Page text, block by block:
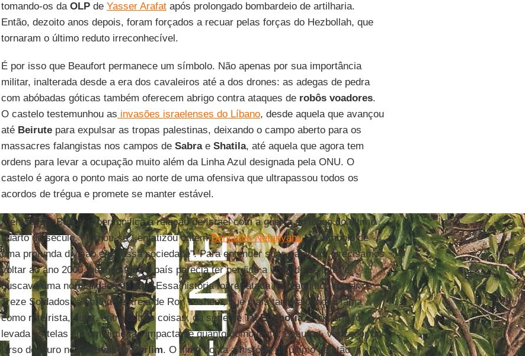
tomando-os da OLPde Yasser Arafatapós prolongado bombardeio de artilharia.
Então, dezoito anos depois, foram forçados a recuar pelas forças do Hezbollah, que
tornaram o último reduto irreconhecível.
É por isso que Beaufort permanece um símbolo. Não apenas por sua importância
militar, inalterada desde a era dos cavaleiros até a dos drones: as adegas de pedra
com abóbadas góticas também oferecem abrigo contra ataques derobôs voadores.
O castelo testemunhou as invasões israelenses do Líbano, desde aquela que avançou
até Beirutepara expulsar as tropas palestinas, deixando o campo aberto para os
massacres falangistas nos campos de Sabrae Shatila, até aquela que agora tem
ordens para levar a ocupação muito além da Linha Azul designada pela ONU. O
castelo é agora o ponto mais ao norte de uma ofensiva que ultrapassou todos os
acordos de trégua e promete se manter estável.
Além disso, Beaufort personifica a relação de Israel com a guerra ao longo do último
quarto de século. "Tornou-se", enfatizou ontemBenjamin Netanyahu, "o símbolo de
uma profunda divisão em nossa sociedade". Para entender suas palavras, precisamos
voltar ao ano 2000, quando todo o país parecia ter perdido a vontade de lutar e
buscava uma normalidade de paz. Essa história foi retratada no magnífico romance
Treze Soldados, a obra de estreia de Ron Leshem, que mais tarde alcançou fama
como roteirista, autor, entre outras coisas, da série deTV Euphoria. A história foi
levada às telas em um filme tão impactante quanto comovente, Beaufort, vencedor do
Urso de Ouro noFestival de Berlim. O filme conta a história do último pelotão